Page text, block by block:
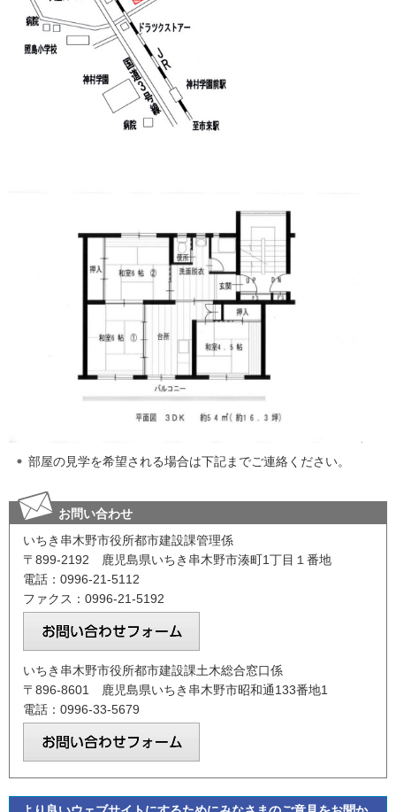
部屋の見学を希望される場合は下記までご連絡ください。
お問い合わせ
いちき串木野市役所都市建設課管理係
〒899-2192 鹿児島県いちき串木野市湊町1丁目１番地
電話：0996-21-5112
ファクス：0996-21-5192
いちき串木野市役所都市建設課土木総合窓口係
〒896-8601 鹿児島県いちき串木野市昭和通133番地1
電話：0996-33-5679